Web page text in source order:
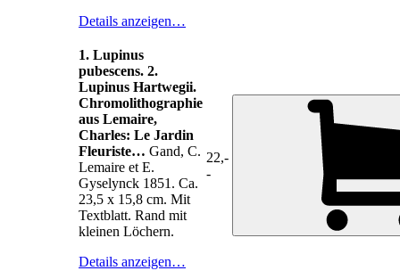
Details anzeigen…
1. Lupinus
pubescens. 2.
Lupinus Hartwegii.
Chromolithographie
aus Lemaire,
Charles: Le Jardin
Fleuriste… Gand, C.
Lemaire et E.
Gyselynck 1851. Ca.
23,5 x 15,8 cm. Mit
Textblatt. Rand mit
kleinen Löchern.
Details anzeigen…
22,-
-